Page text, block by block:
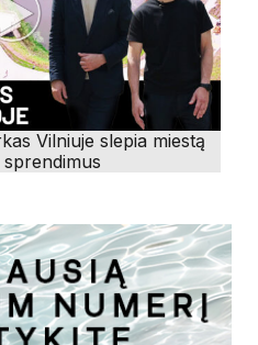
Vilniuje slepia miestą